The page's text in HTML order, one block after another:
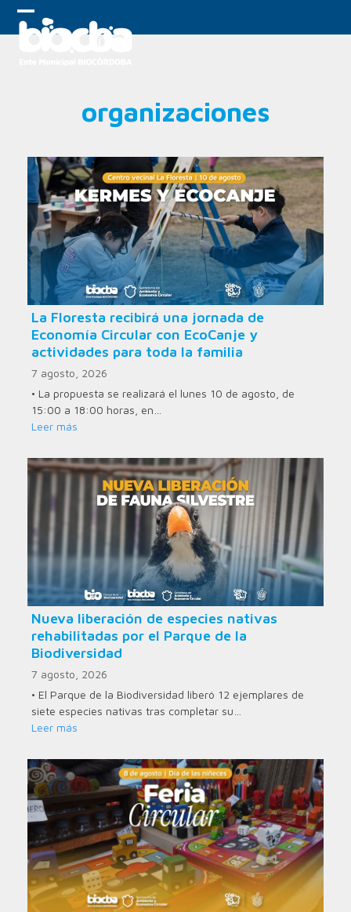
Skip
Open
Close
organizaciones
La Floresta recibirá una jornada de
Economía Circular con EcoCanje y
actividades para toda la familia
7 agosto, 2026
• La propuesta se realizará el lunes 10 de agosto, de
15:00 a 18:00 horas, en…
Leer más
Nueva liberación de especies nativas
rehabilitadas por el Parque de la
Biodiversidad
7 agosto, 2026
• El Parque de la Biodiversidad liberó 12 ejemplares de
siete especies nativas tras completar su…
Leer más